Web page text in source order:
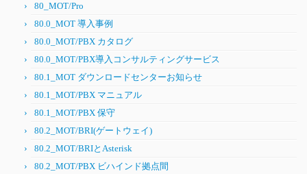
80_MOT/Pro
80.0_MOT 導入事例
80.0_MOT/PBX カタログ
80.0_MOT/PBX導入コンサルティングサービス
80.1_MOT ダウンロードセンターお知らせ
80.1_MOT/PBX マニュアル
80.1_MOT/PBX 保守
80.2_MOT/BRI(ゲートウェイ)
80.2_MOT/BRIとAsterisk
80.2_MOT/PBX ビハインド拠点間